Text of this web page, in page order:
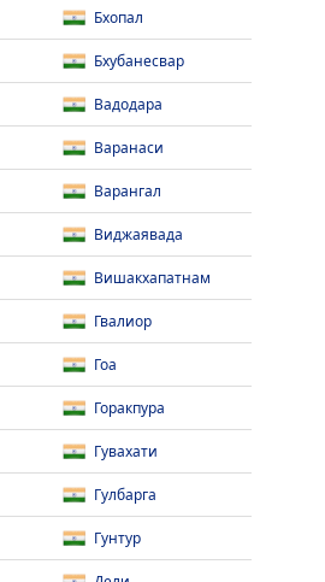
Бхопал
Бхубанесвар
Вадодара
Варанаси
Варангал
Виджаявада
Вишакхапатнам
Гвалиор
Гоа
Горакпура
Гувахати
Гулбарга
Гунтур